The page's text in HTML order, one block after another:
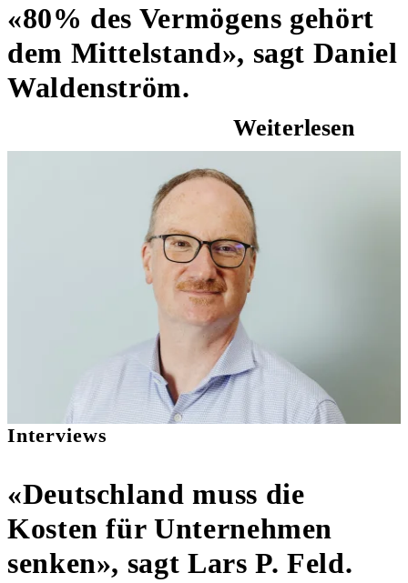
«80% des Vermögens gehört
dem Mittelstand», sagt Daniel
Waldenström.
Weiterlesen
Interviews
«Deutschland muss die
Kosten für Unternehmen
senken», sagt Lars P. Feld.